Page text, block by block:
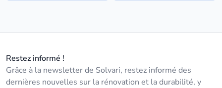
Restez informé !
Grâce à la newsletter de Solvari, restez informé des
dernières nouvelles sur la rénovation et la durabilité, y